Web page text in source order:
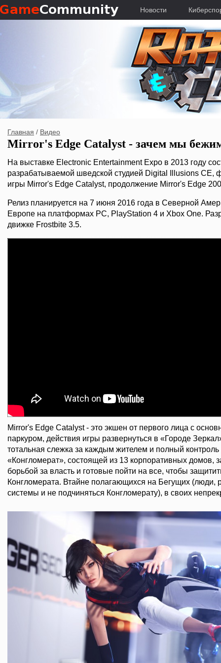
Новости
Главная / Видео
Mirror's Edge Catalyst - зачем мы
На выставке Electronic Entertainment Expo в 2013 году
разрабатываемой шведской студией Digital Illusions CE,
игры Mirror's Edge Catalyst, продолжение Mirror's Edge
Релиз планируется на 7 июня 2016 года в Северной
Европе на платформах PC, PlayStation 4 и Xbox One.
движке Frostbite 3.5.
Mirror's Edge Catalyst - это экшен от первого лица с
паркуром, действия игры развернуться в «Городе
тотальная слежка за каждым жителем и полный
«Конгломерат», состоящей из 13 корпоративных домов,
борьбой за власть и готовые пойти на все, чтобы
Конгломерата. Втайне полагающихся на Бегущих
системы и не подчиняться Конгломерату), в своих